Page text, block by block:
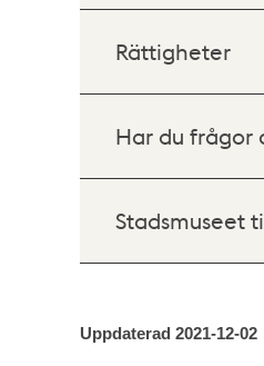
Rättigheter
Har du frågor
Stadsmuseet
Uppdaterad 2021-12-02